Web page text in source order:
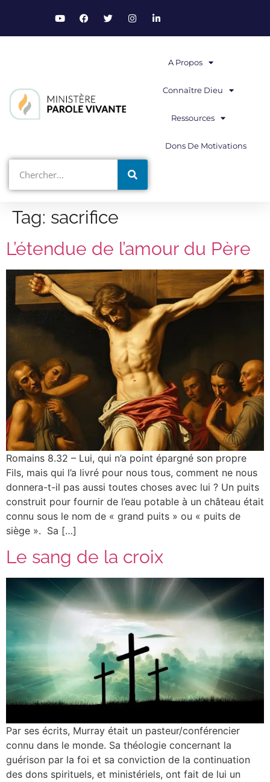
A Propos
Connaître Dieu
Ressources
Dons De Motivations
Tag: sacrifice
L’étendue de l’amour du Père
Romains 8.32 – Lui, qui n’a point épargné son propre
Fils, mais qui l’a livré pour nous tous, comment ne nous
donnera-t-il pas aussi toutes choses avec lui ? Un puits
construit pour fournir de l’eau potable à un château était
connu sous le nom de « grand puits » ou « puits de
siège ». Sa […]
Le sang de la croix
Par ses écrits, Murray était un pasteur/conférencier
connu dans le monde. Sa théologie concernant la
guérison par la foi et sa conviction de la continuation
des dons spirituels, et ministériels, ont fait de lui un